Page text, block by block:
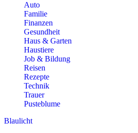
Auto
Familie
Finanzen
Gesundheit
Haus & Garten
Haustiere
Job & Bildung
Reisen
Rezepte
Technik
Trauer
Pusteblume
Blaulicht